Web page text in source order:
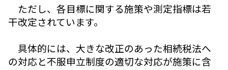
ただし、各目標に関する施策や測定指標は若
干改定されています。
具体的には、大きな改正のあった相続税法へ
の対応と不服申立制度の適切な対応が施策に含